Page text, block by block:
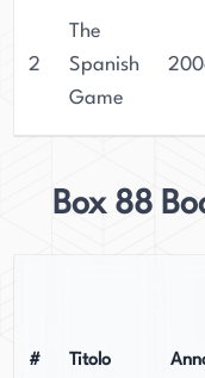
Oltre al suo
ha anche
romanzi di spy
2
The
Spanish
Game
Box 88
# Titolo